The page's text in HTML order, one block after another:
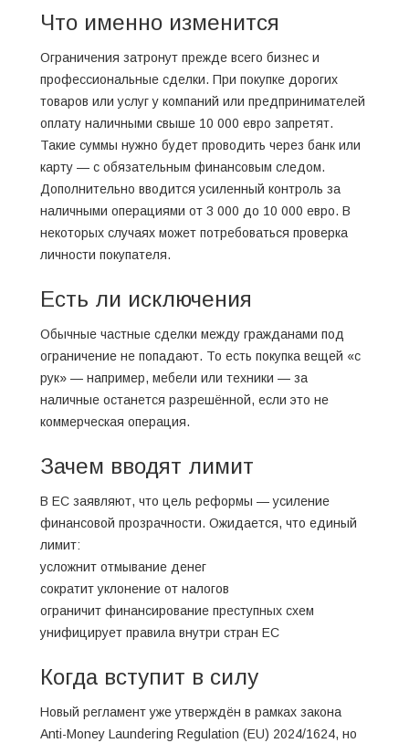
Что именно изменится
Ограничения затронут прежде всего бизнес и
профессиональные сделки. При покупке дорогих
товаров или услуг у компаний или предпринимателей
оплату наличными свыше 10 000 евро запретят.
Такие суммы нужно будет проводить через банк или
карту — с обязательным финансовым следом.
Дополнительно вводится усиленный контроль за
наличными операциями от 3 000 до 10 000 евро. В
некоторых случаях может потребоваться проверка
личности покупателя.
Есть ли исключения
Обычные частные сделки между гражданами под
ограничение не попадают. То есть покупка вещей «с
рук» — например, мебели или техники — за
наличные останется разрешённой, если это не
коммерческая операция.
Зачем вводят лимит
В ЕС заявляют, что цель реформы — усиление
финансовой прозрачности. Ожидается, что единый
лимит:
усложнит отмывание денег
сократит уклонение от налогов
ограничит финансирование преступных схем
унифицирует правила внутри стран ЕС
Когда вступит в силу
Новый регламент уже утверждён в рамках закона
Anti-Money Laundering Regulation (EU) 2024/1624, но